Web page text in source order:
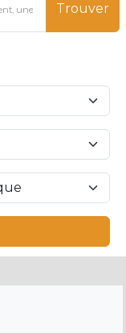
Trouver